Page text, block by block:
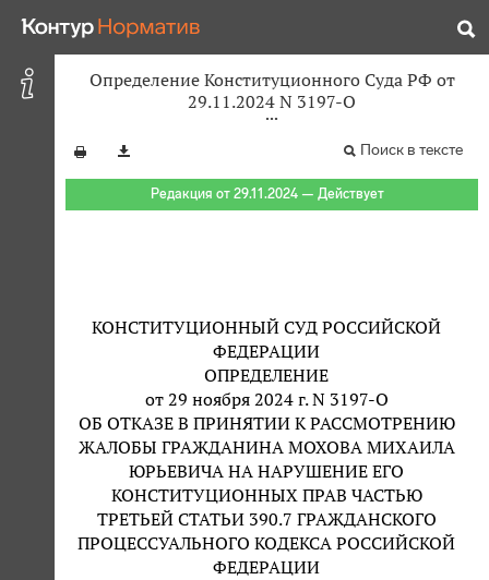
Определение Конституционного Суда РФ от
29.11.2024 N 3197-О
Поиск в тексте
Редакция от 29.11.2024 — Действует
КОНСТИТУЦИОННЫЙ СУД РОССИЙСКОЙ
ФЕДЕРАЦИИ
ОПРЕДЕЛЕНИЕ
от 29 ноября 2024 г. N 3197-О
ОБ ОТКАЗЕ В ПРИНЯТИИ К РАССМОТРЕНИЮ
ЖАЛОБЫ ГРАЖДАНИНА МОХОВА МИХАИЛА
ЮРЬЕВИЧА НА НАРУШЕНИЕ ЕГО
КОНСТИТУЦИОННЫХ ПРАВ ЧАСТЬЮ
ТРЕТЬЕЙ СТАТЬИ 390.7 ГРАЖДАНСКОГО
ПРОЦЕССУАЛЬНОГО КОДЕКСА РОССИЙСКОЙ
ФЕДЕРАЦИИ